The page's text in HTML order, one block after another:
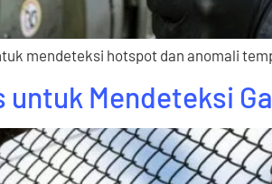
mendeteksi hotspot dan anomali
untuk Mendeteksi